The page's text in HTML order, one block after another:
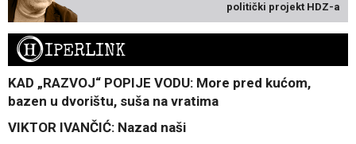
politički projekt HDZ-a
HIPERLINK
KAD „RAZVOJ“ POPIJE VODU: More pred kućom,
bazen u dvorištu, suša na vratima
VIKTOR IVANČIĆ: Nazad naši